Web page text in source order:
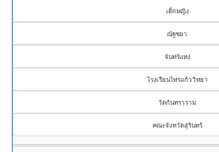
เด็กหญิง
ณัฐชยา
จันทร์แทง
โรงเรียนไทรแก้ววิทยา
วัดกันทราราม
คณะจังหวัดสุรินทร์